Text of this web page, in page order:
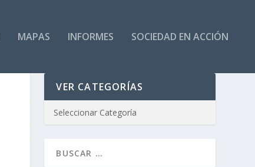
MAPAS INFORMES SOCIEDAD EN ACCIÓN
VER CATEGORÍAS